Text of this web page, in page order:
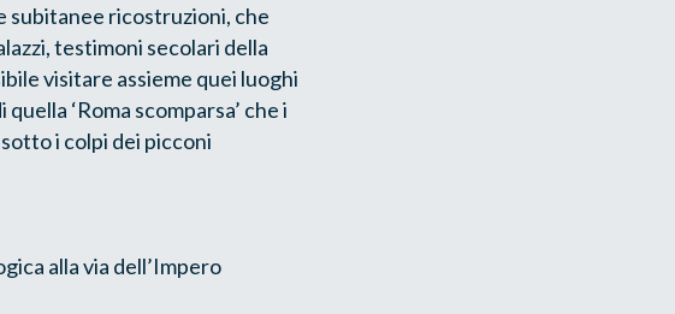
subitanee ricostruzioni, che
testimoni secolari della
visitare assieme quei luoghi
‘Roma scomparsa’ che i
i colpi dei picconi
alla via dell’Impero